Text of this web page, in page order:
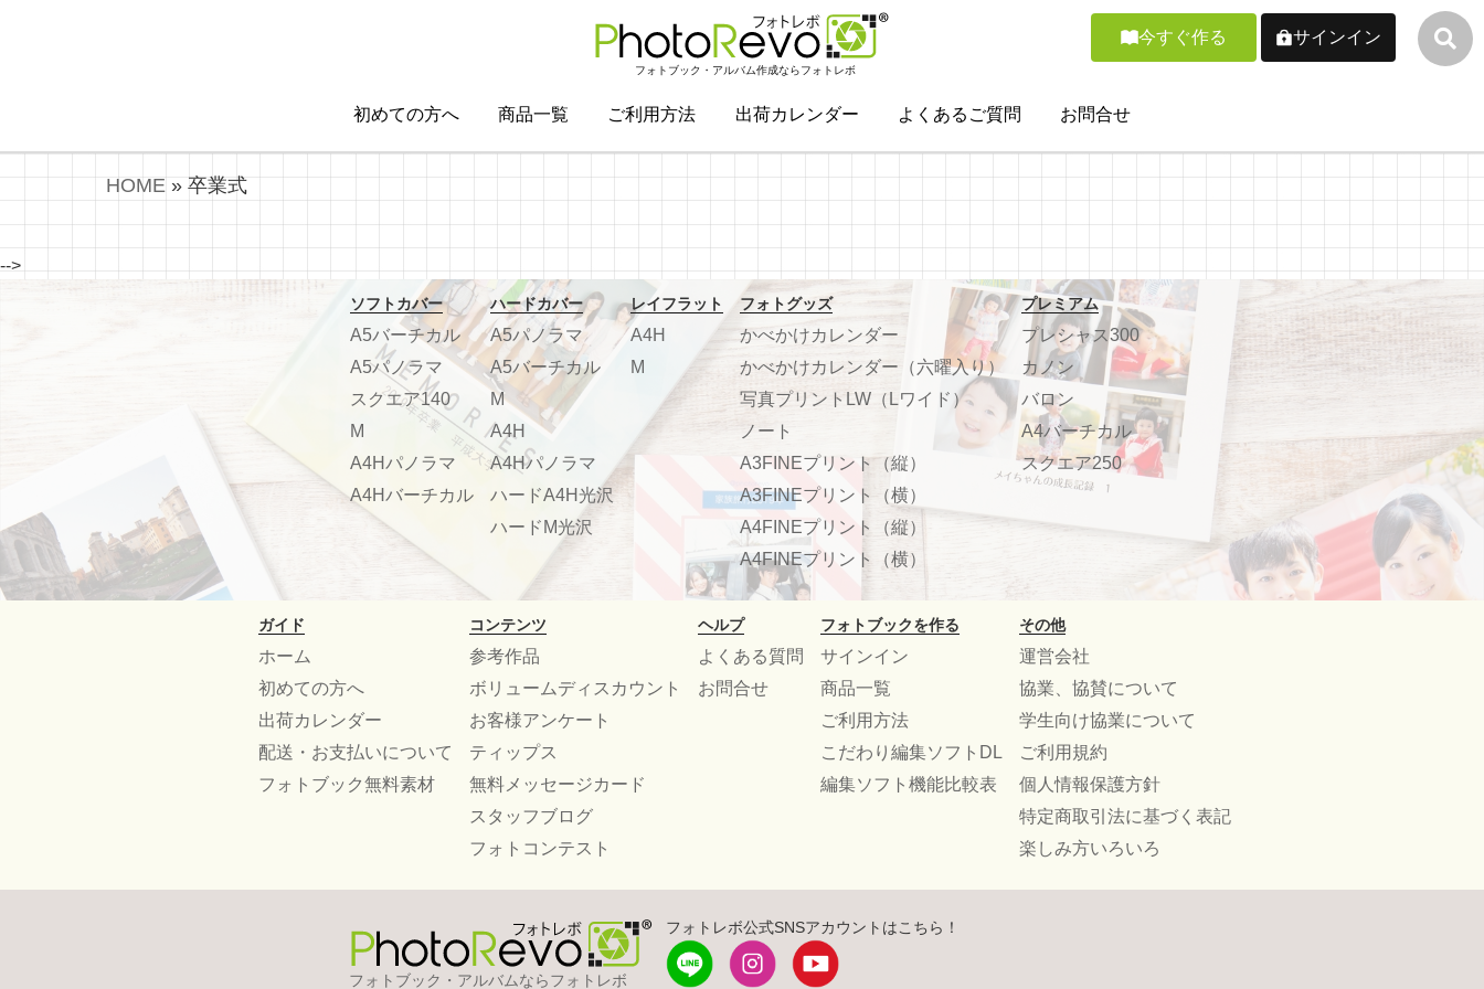
フォトブック・アルバム作成ならフォトレボ
今すぐ作る サインイン
初めての方へ 商品一覧 ご利用方法 出荷カレンダー よくあるご質問 お問合せ
HOME » 卒業式
-->
ソフトカバー
A5バーチカル
A5パノラマ
スクエア140
M
A4Hパノラマ
A4Hバーチカル
ハードカバー
A5パノラマ
A5バーチカル
M
A4H
A4Hパノラマ
ハードA4H光沢
ハードM光沢
レイフラット
A4H
M
フォトグッズ
かべかけカレンダー
かべかけカレンダー（六曜入り）
写真プリントLW（Lワイド）
ノート
A3FINEプリント（縦）
A3FINEプリント（横）
A4FINEプリント（縦）
A4FINEプリント（横）
プレミアム
プレシャス300
カノン
バロン
A4バーチカル
スクエア250
ガイド
ホーム
初めての方へ
出荷カレンダー
配送・お支払いについて
フォトブック無料素材
コンテンツ
参考作品
ボリュームディスカウント
お客様アンケート
ティップス
無料メッセージカード
スタッフブログ
フォトコンテスト
ヘルプ
よくある質問
お問合せ
フォトブックを作る
サインイン
商品一覧
ご利用方法
こだわり編集ソフトDL
編集ソフト機能比較表
その他
運営会社
協業、協賛について
学生向け協業について
ご利用規約
個人情報保護方針
特定商取引法に基づく表記
楽しみ方いろいろ
フォトブック・アルバムならフォトレボ
フォトレボ公式SNSアカウントはこちら！